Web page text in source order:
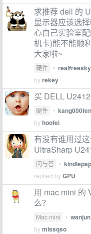
求推荐 dell 的
显示器应该选
心自己实验室
机卡)能不能顺
大家啦~
硬件 • realfreesky
byrekey
买 DELL
硬件 •
byhoofei
有没有谁用过这
UltraSharp
问与答 •
replied byGPU
用 mac mini 的
么？
Mac mini • wanjun
bymissqso